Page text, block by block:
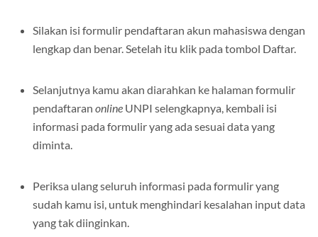
Silakan isi formulir pendaftaran akun mahasiswa dengan
lengkap dan benar. Setelah itu klik pada tombol Daftar.
Selanjutnya kamu akan diarahkan ke halaman formulir
pendaftaran online UNPI selengkapnya, kembali isi
informasi pada formulir yang ada sesuai data yang
diminta.
Periksa ulang seluruh informasi pada formulir yang
sudah kamu isi, untuk menghindari kesalahan input data
yang tak diinginkan.